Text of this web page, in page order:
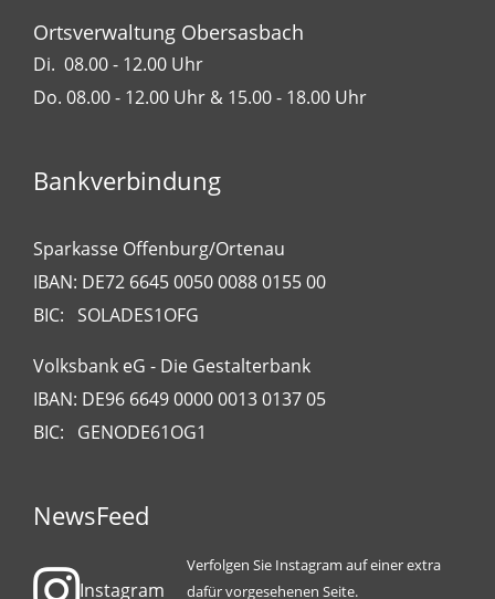
Ortsverwaltung Obersasbach
Di. 08.00 - 12.00 Uhr
Do. 08.00 - 12.00 Uhr & 15.00 - 18.00 Uhr
Bankverbindung
Sparkasse Offenburg/Ortenau
IBAN: DE72 6645 0050 0088 0155 00
BIC: SOLADES1OFG
Volksbank eG - Die Gestalterbank
IBAN: DE96 6649 0000 0013 0137 05
BIC: GENODE61OG1
NewsFeed
Instagram
Verfolgen Sie Instagram auf einer extra
dafür vorgesehenen Seite.